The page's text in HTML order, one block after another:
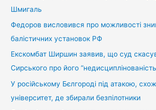
Шмигаль
Федоров висловився про можливості
балістичних установок РФ
Екскомбат Ширшин заявив, що суд
Сирського про його
У російському Бєлгороді під атакою,
університет, де збирали безпілотники